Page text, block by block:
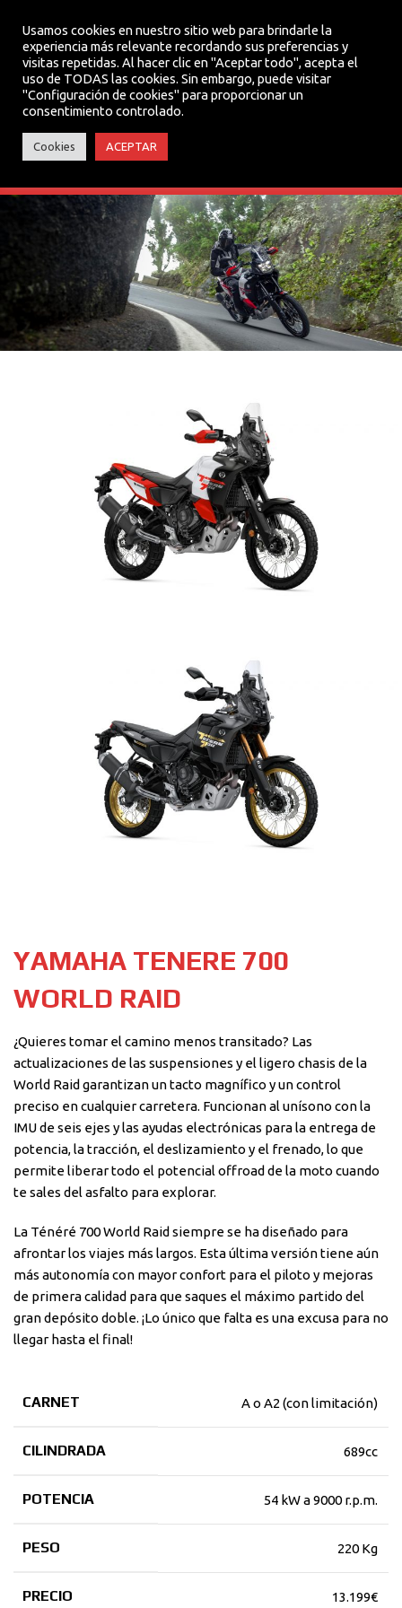
MENU
TENERE 700 WORLD
RAID
YAMAHA TENERE 700
WORLD RAID
¿Quieres tomar el camino menos transitado? Las
actualizaciones de las suspensiones y el ligero chasis de la
World Raid garantizan un tacto magnífico y un control
preciso en cualquier carretera. Funcionan al unísono con la
IMU de seis ejes y las ayudas electrónicas para la entrega de
potencia, la tracción, el deslizamiento y el frenado, lo que
permite liberar todo el potencial offroad de la moto cuando
te sales del asfalto para explorar.
La Ténéré 700 World Raid siempre se ha diseñado para
afrontar los viajes más largos. Esta última versión tiene aún
más autonomía con mayor confort para el piloto y mejoras
de primera calidad para que saques el máximo partido del
gran depósito doble. ¡Lo único que falta es una excusa para no
llegar hasta el final!
CARNET A o A2 (con limitación)
CILINDRADA 689cc
POTENCIA 54 kW a 9000 r.p.m.
PESO 220 Kg
PRECIO 13.199€
Usamos cookies en nuestro sitio web para brindarle la
experiencia más relevante recordando sus preferencias y
visitas repetidas. Al hacer clic en "Aceptar todo", acepta el
uso de TODAS las cookies. Sin embargo, puede visitar
"Configuración de cookies" para proporcionar un
consentimiento controlado.
Cookies ACEPTAR